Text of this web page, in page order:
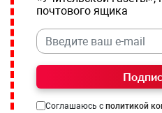
почтового ящика
Соглашаюсь с политикой